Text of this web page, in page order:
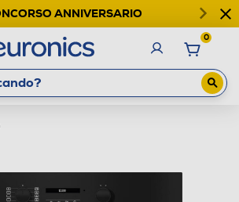
ANNIVERSARIO
0